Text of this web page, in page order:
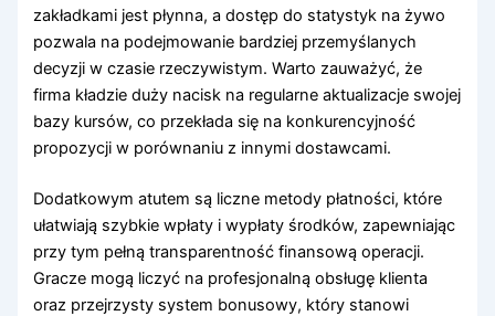
zakładkami jest płynna, a dostęp do statystyk na żywo
pozwala na podejmowanie bardziej przemyślanych
decyzji w czasie rzeczywistym. Warto zauważyć, że
firma kładzie duży nacisk na regularne aktualizacje swojej
bazy kursów, co przekłada się na konkurencyjność
propozycji w porównaniu z innymi dostawcami.
Dodatkowym atutem są liczne metody płatności, które
ułatwiają szybkie wpłaty i wypłaty środków, zapewniając
przy tym pełną transparentność finansową operacji.
Gracze mogą liczyć na profesjonalną obsługę klienta
oraz przejrzysty system bonusowy, który stanowi